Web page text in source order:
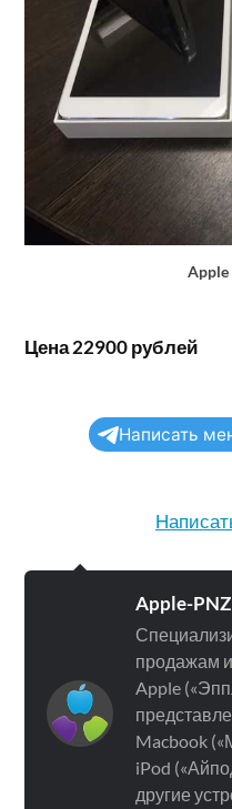
Apple
Цена 22900 рублей
Написать
Apple-PNZ
продажам
Apple
Macbook
iPod
другие